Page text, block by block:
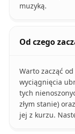
muzyką.
Od czego
Warto zacząć
wyciągnięcia
tych
złym stanie)
jej z kurzu.